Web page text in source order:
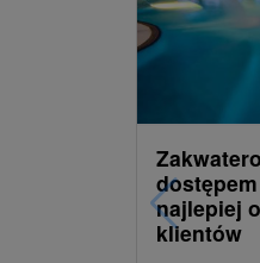
najlepiej
klientów